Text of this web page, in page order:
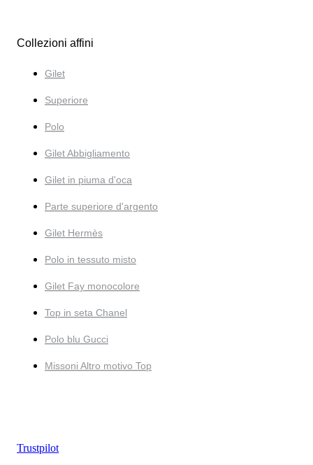
Collezioni affini
Gilet
Superiore
Polo
Gilet Abbigliamento
Gilet in piuma d'oca
Parte superiore d'argento
Gilet Hermès
Polo in tessuto misto
Gilet Fay monocolore
Top in seta Chanel
Polo blu Gucci
Missoni Altro motivo Top
Trustpilot